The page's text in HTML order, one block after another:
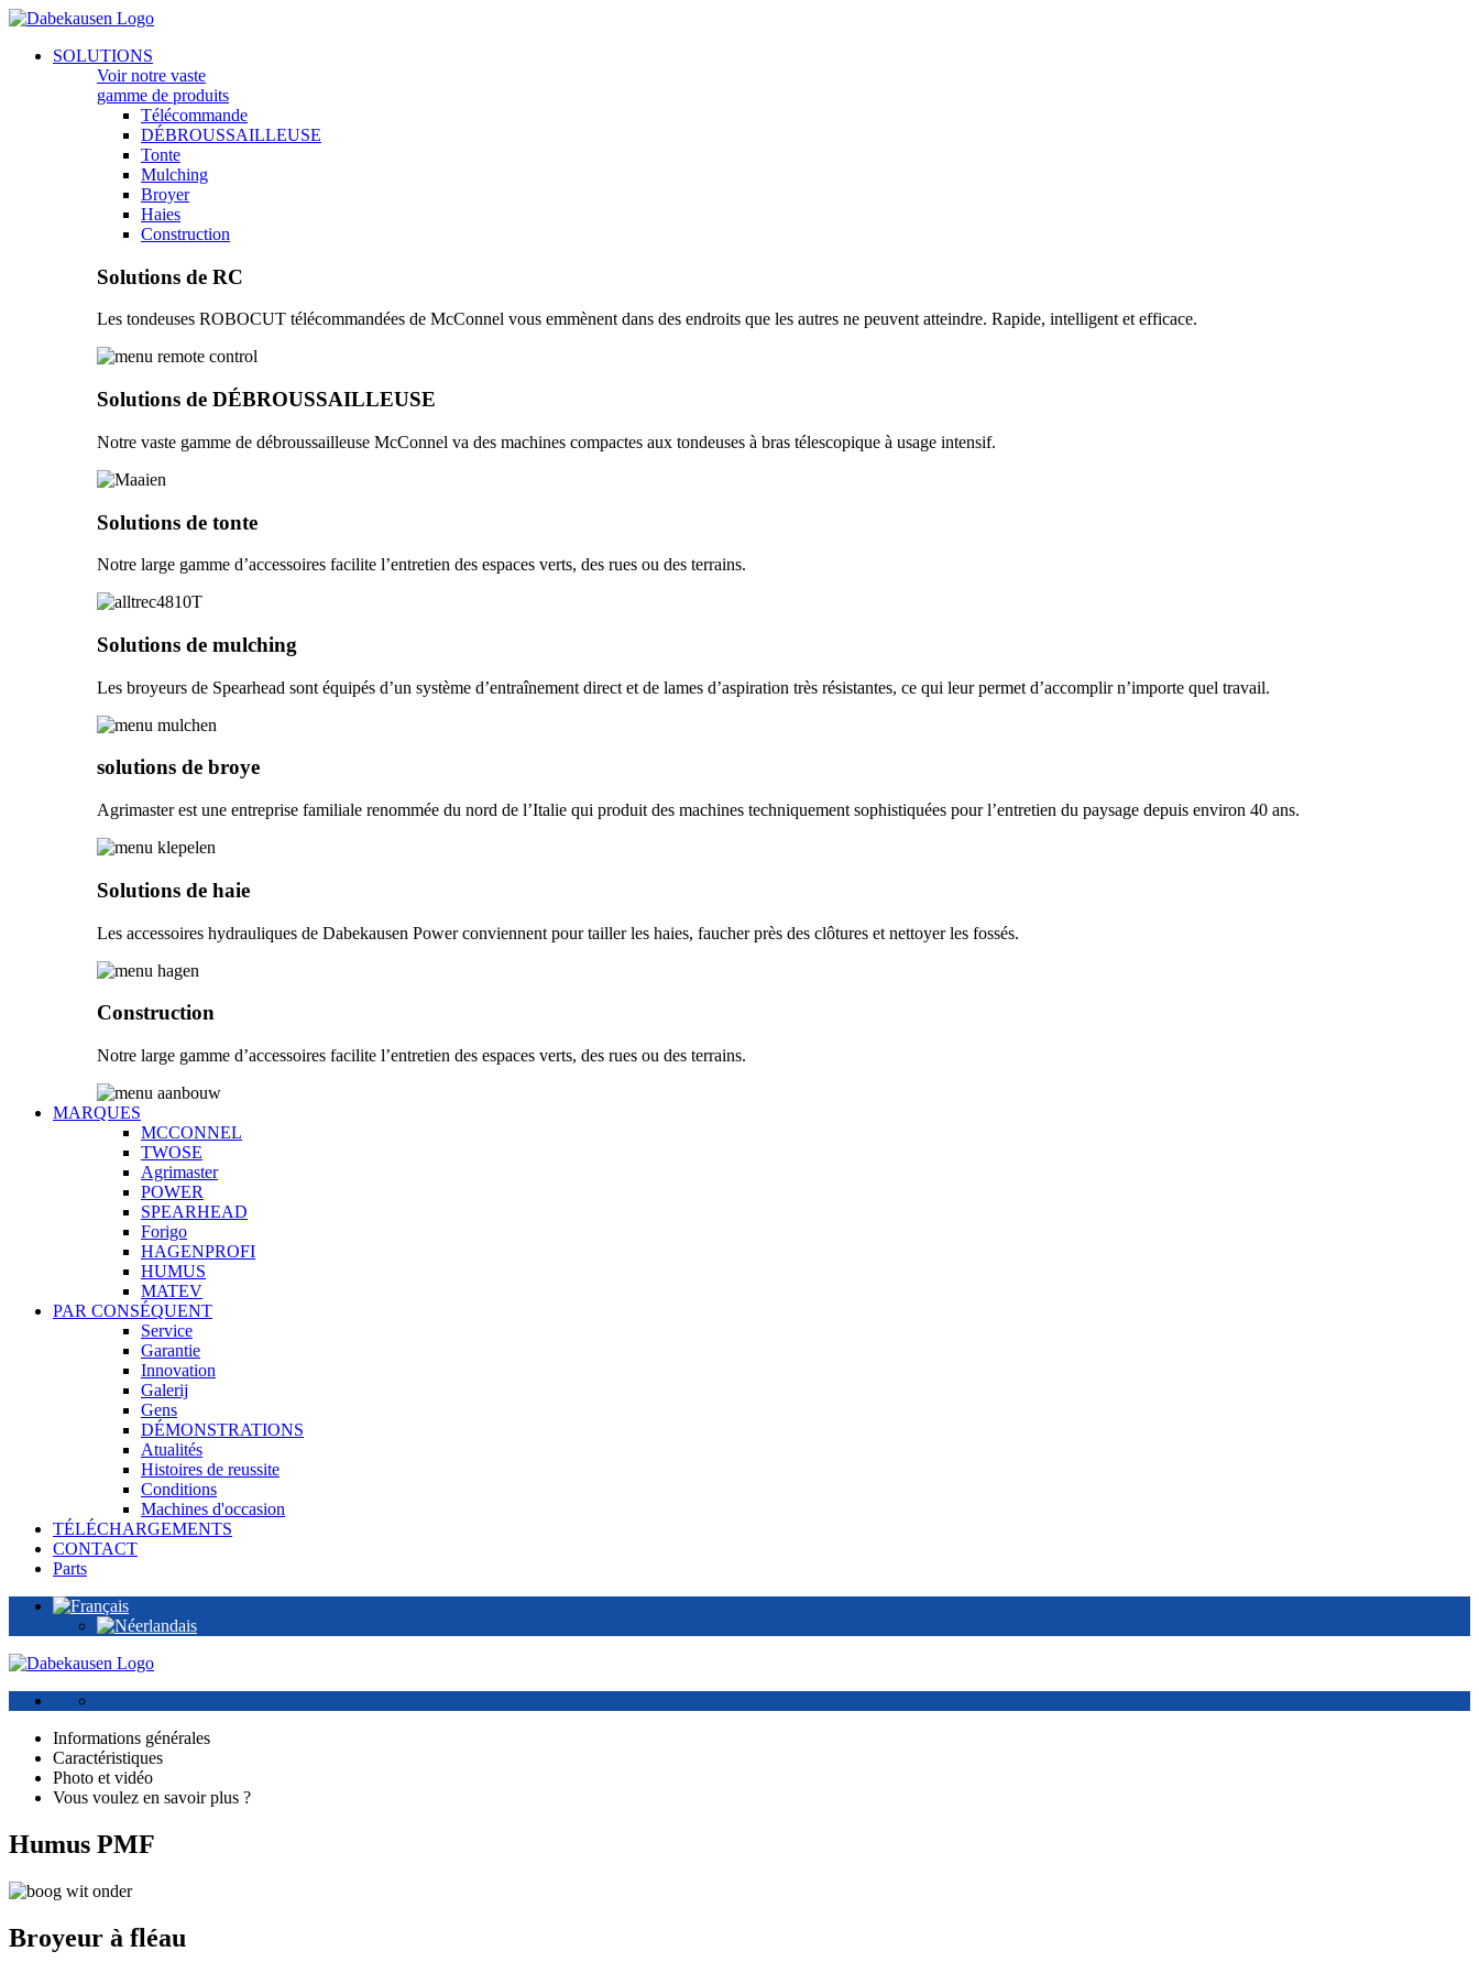
Aller
contenu
Main
SOLUTIONS
Voir notre vaste
gamme de produits
Télécommande
DÉBROUSSAILLEUSE
Tonte
Mulching
Broyer
Haies
Construction
Solutions de RC
Les tondeuses ROBOCUT télécommandées de McConnel vous emmènent dans des endroits que les autres ne peuvent atteindre. Rapide, intelligent et efficace.
Solutions de DÉBROUSSAILLEUSE
Notre vaste gamme de débroussailleuse McConnel va des machines compactes aux tondeuses à bras télescopique à usage intensif.
Solutions de tonte
Notre large gamme d’accessoires facilite l’entretien des espaces verts, des rues ou des terrains.
Solutions de mulching
Les broyeurs de Spearhead sont équipés d’un système d’entraînement direct et de lames d’aspiration très résistantes, ce qui leur permet d’accomplir n’importe quel travail.
solutions de broye
Agrimaster est une entreprise familiale renommée du nord de l’Italie qui produit des machines techniquement sophistiquées pour l’entretien du paysage depuis environ 40 ans.
Solutions de haie
Les accessoires hydrauliques de Dabekausen Power conviennent pour tailler les haies, faucher près des clôtures et nettoyer les fossés.
Construction
Notre large gamme d’accessoires facilite l’entretien des espaces verts, des rues ou des terrains.
MARQUES
MCCONNEL
TWOSE
Agrimaster
POWER
SPEARHEAD
Forigo
HAGENPROFI
HUMUS
MATEV
PAR CONSÉQUENT
Service
Garantie
Innovation
Galerij
Gens
DÉMONSTRATIONS
Atualités
Histoires de reussite
Conditions
Machines d'occasion
TÉLÉCHARGEMENTS
CONTACT
Parts
Informations générales
Caractéristiques
Photo et vidéo
Vous voulez en savoir plus ?
Humus PMF
Broyeur à fléau